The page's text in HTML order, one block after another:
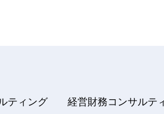
ティング 経営財務コンサルテ